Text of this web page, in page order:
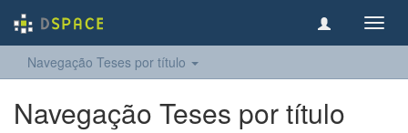
Navegação Teses por título
Navegação Teses por título